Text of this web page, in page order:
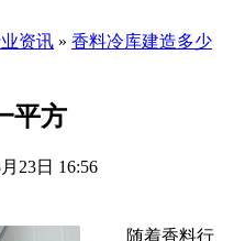
资讯 » 香料冷库建造多少
平方
23日 16:56
随着香料行